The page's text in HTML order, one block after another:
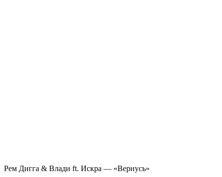
Рем Дигга & Влади ft. Искра — «Вернусь»